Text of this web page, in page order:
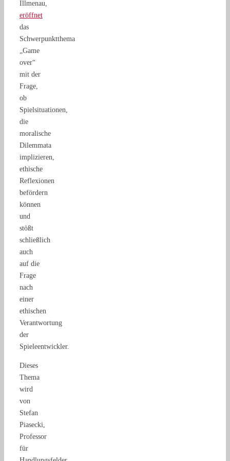
Illmenau,
eröffnet
das
Schwerpunktthema
„Game
over“
mit der
Frage,
ob
Spielsituationen,
die
moralische
Dilemmata
implizieren,
ethische
Reflexionen
befördern
können
und
stößt
schließlich
auch
auf die
Frage
nach
einer
ethischen
Verantwortung
der
Spieleentwickler.
Dieses
Thema
wird
von
Stefan
Piasecki,
Professor
für